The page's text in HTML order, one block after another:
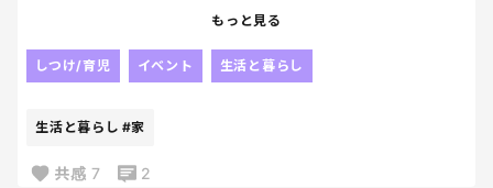
手に決められた事にイラっときた
田舎のじいさんの法事の為に田舎に帰る⇨旅行らし
そんなん、私からしたら旅行でもなんでもないの
はっきり言って、地獄よ
もっと見る
しつけ/育児 イベント 生活と暮らし
生活と暮らし #家
共感 7 2